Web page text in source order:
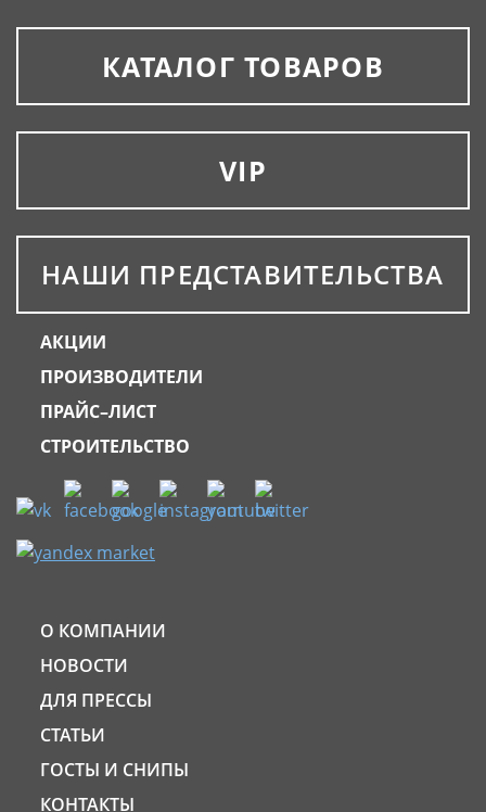
КАТАЛОГ ТОВАРОВ
VIP
НАШИ ПРЕДСТАВИТЕЛЬСТВА
АКЦИИ
ПРОИЗВОДИТЕЛИ
ПРАЙС–ЛИСТ
СТРОИТЕЛЬСТВО
О КОМПАНИИ
НОВОСТИ
ДЛЯ ПРЕССЫ
СТАТЬИ
ГОСТЫ И СНИПЫ
КОНТАКТЫ